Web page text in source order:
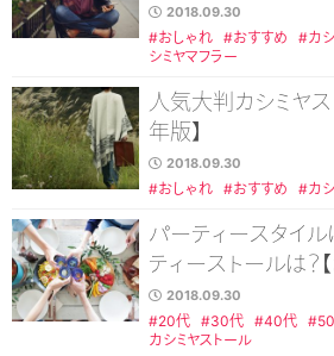
2018.09.30
#おしゃれ #おすすめ #カ
シミヤマフラー
人気大判カシミヤ
年版】
2018.09.30
#おしゃれ #おすすめ #カ
パーティースタイ
ティーストールは？
2018.09.30
#20代 #30代 #40代
カシミヤストール